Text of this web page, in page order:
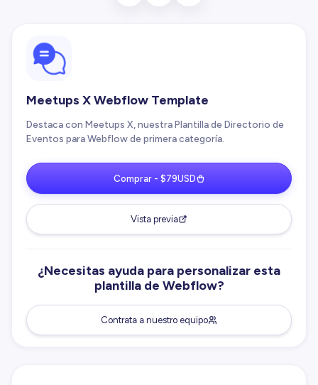
Meetups X Webflow Template
Destaca con Meetups X, nuestra Plantilla de Directorio de
Eventos para Webflow de primera categoría.
Comprar - $79USD
Vista previa
¿Necesitas ayuda para personalizar esta
plantilla de Webflow?
Contrata a nuestro equipo